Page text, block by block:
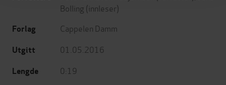
Bolling (innleser)
Forlag Cappelen Damm
Utgitt 01.05.2016
Lengde 0:19